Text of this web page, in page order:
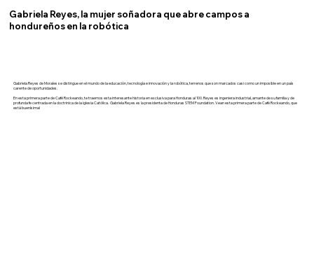
Gabriela Reyes de Morales se distingue en el mundo de la educación, tecnología e innovación y la robótica, terrenos que son marcados casi como un imposible en un país
carente de oportunidades.
En esta primera parte de Café Rockeando, te traemos esta interesante historia en exclusiva para Honduras al 100. Reyes es ingeniera industrial, amante de su familia y de
profunda fe centrada en la doctrinica de la iglesia Católica. Gabriela Reyes es la presidenta de Honduras STEM Foundation. Vean esta primera parte de Café Rockeando, que
está buenísima!
Gabriela Reyes, la mujer soñadora que abre campos a
hondureños en la robótica